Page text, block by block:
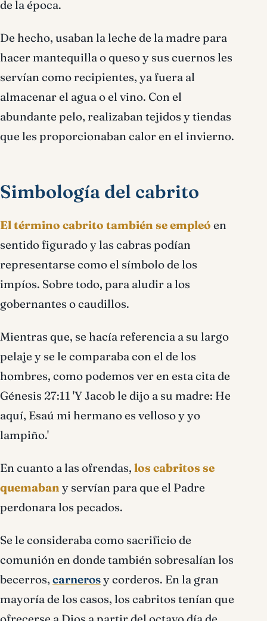
de la época.
De hecho, usaban la leche de la madre para
hacer mantequilla o queso y sus cuernos les
servían como recipientes, ya fuera al
almacenar el agua o el vino. Con el
abundante pelo, realizaban tejidos y tiendas
que les proporcionaban calor en el invierno.
Simbología del cabrito
El término cabrito también se empleó en
sentido figurado y las cabras podían
representarse como el símbolo de los
impíos. Sobre todo, para aludir a los
gobernantes o caudillos.
Mientras que, se hacía referencia a su largo
pelaje y se le comparaba con el de los
hombres, como podemos ver en esta cita de
Génesis 27:11 'Y Jacob le dijo a su madre: He
aquí, Esaú mi hermano es velloso y yo
lampiño.'
En cuanto a las ofrendas, los cabritos se
quemaban y servían para que el Padre
perdonara los pecados.
Se le consideraba como sacrificio de
comunión en donde también sobresalían los
becerros, carnerosy corderos. En la gran
mayoría de los casos, los cabritos tenían que